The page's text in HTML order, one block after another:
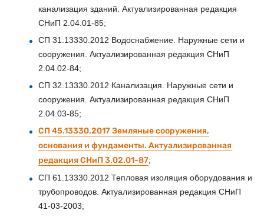
канализация зданий. Актуализированная редакция
СНиП 2.04.01-85;
СП 31.13330.2012 Водоснабжение. Наружные сети и
сооружения. Актуализированная редакция СНиП
2.04.02-84;
СП 32.13330.2012 Канализация. Наружные сети и
сооружения. Актуализированная редакция СНиП
2.04.03-85;
СП 45.13330.2017 Земляные сооружения,
основания и фундаменты. Актуализированная
редакция СНиП 3.02.01-87;
СП 61.13330.2012 Тепловая изоляция оборудования и
трубопроводов. Актуализированная редакция СНиП
41-03-2003;